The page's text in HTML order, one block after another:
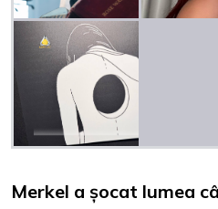
Merkel a șocat lumea